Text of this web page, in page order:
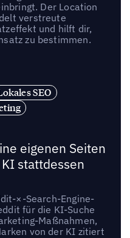
Der Location
verstreute
und hilft dir,
zu bestimmen.
SEO
eigenen Seiten
stattdessen
×-Search-Engine-
für die KI-Suche
Maßnahmen,
von der KI zitiert